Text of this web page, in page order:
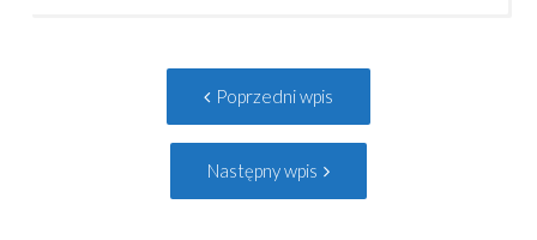
Poprzedni wpis
wpis:
Następny wpis
wpis: